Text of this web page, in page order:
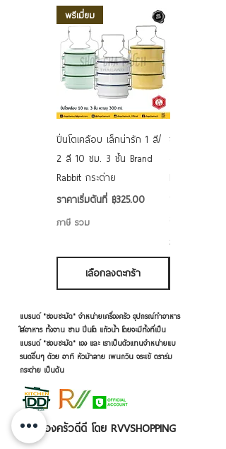
พรีเมี่ยม
ปิ่นโตเคลือบ เล็กน่ารัก 1 สี/
2 สี 10 ซม. 3 ชั้น Brand
Rabbit กระต่าย
ราคาเริ่มต้นที่ ฿325.00
ราคาขายลด
ภาษี รวม
เลือกลงตะกร้า
ชามเคลือบ
ภาษี รวม
แบรนด์ "ชอบชะมัด" จำหน่ายเครื่องครัว อุปกรณ์ทำอาหาร
ใส่อาหาร ทั้งจาน ชาม ปิ่นโต แก้วน้ำ โดยจะมีทั้งที่เป็น
แบรนด์ "ชอบชะมัด" เอง และ เราเป็นตัวแทนจำหน่ายแบ
รนด์อื่นๆ ด้วย อาทิ หัวม้าลาย เพนกวิน จระเข้ ตราร่ม
กระต่าย เป็นต้น
เครื่องครัวดีดี โดย RVVSHOPPING